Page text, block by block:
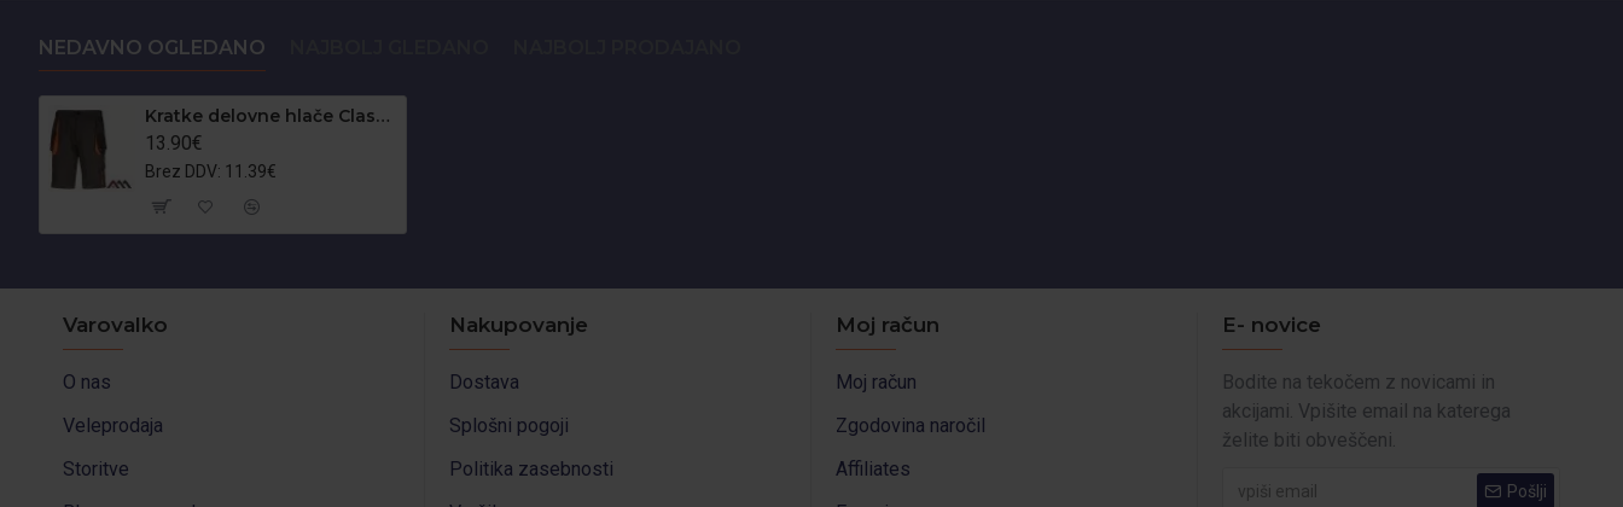
NEDAVNO OGLEDANO
Kratke delovne hlače Classic
13.90€
Brez DDV: 11.39€
Varovalko
O nas
Veleprodaja
Storitve
Nakupovanje
Dostava
Splošni pogoji
Politika zasebnosti
Moj račun
Moj račun
Zgodovina naročil
Affiliates
E- novice
Bodite na tekočem z novicami in
akcijami. Vpišite email na katerega
želite biti obveščeni.
Pošlji